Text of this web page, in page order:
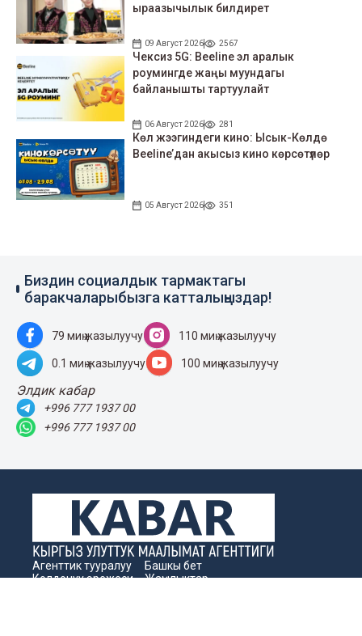
ыраазычылык билдирет
09 Август 2026 2567
Чексиз 5G: Beeline эл аралык
роумингде жаңы муундагы
байланышты тартуулайт
06 Август 2026 281
Көл жээгиндеги кино: Ысык-Көлдө
Beeline’дан акысыз кино көрсөтүлөр
05 Август 2026 351
Биздин социалдык тармактагы
баракчаларыбызга катталыңыздар!
79 миң жазылуучу 110 миң жазылуучу
0.1 миң жазылуучу 100 миң жазылуучу
Элдик кабар
+996 777 1937 00
+996 777 1937 00
Агенттик тууралуу
Колдонуу эрежеси
Башкы бет
Жаңылыктар